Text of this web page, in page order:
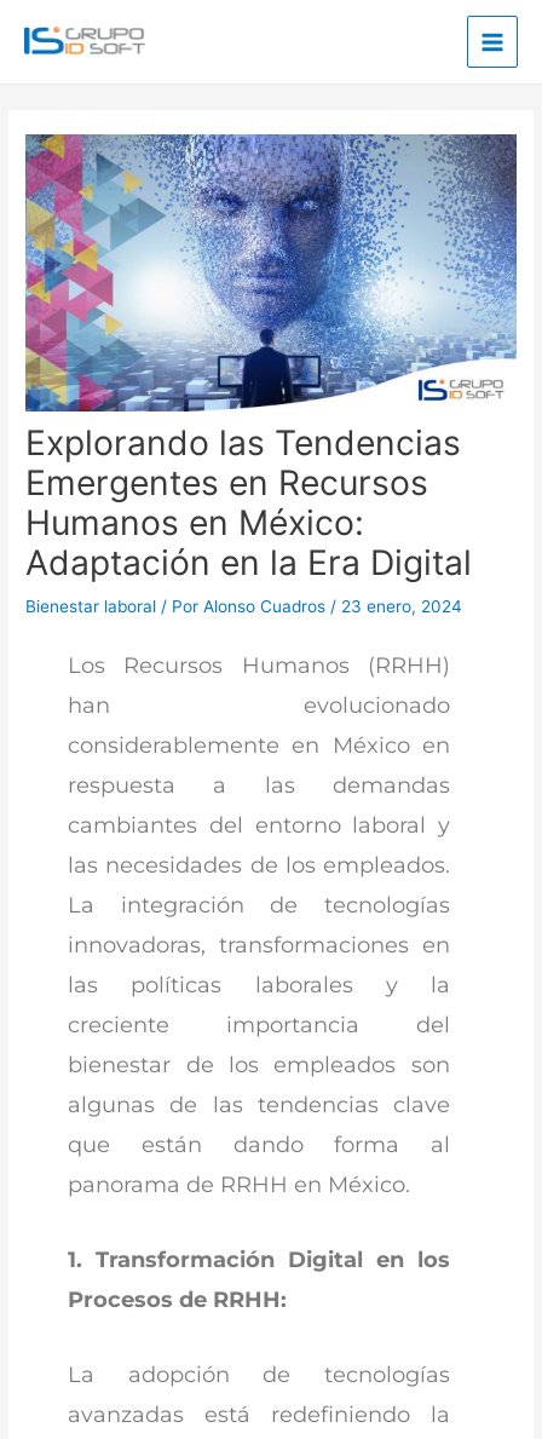
Main
Explorando las Tendencias
Emergentes en Recursos
Humanos en México:
Adaptación en la Era Digital
Bienestar laboral / PorAlonso Cuadros/ 23 enero, 2024
Los Recursos Humanos (RRHH)
han evolucionado
considerablemente en México en
respuesta a las demandas
cambiantes del entorno laboral y
las necesidades de los empleados.
La integración de tecnologías
innovadoras, transformaciones en
las políticas laborales y la
creciente importancia del
bienestar de los empleados son
algunas de las tendencias clave
que están dando forma al
panorama de RRHH en México.
1. Transformación Digital en los
Procesos de RRHH:
La adopción de tecnologías
avanzadas está redefiniendo la